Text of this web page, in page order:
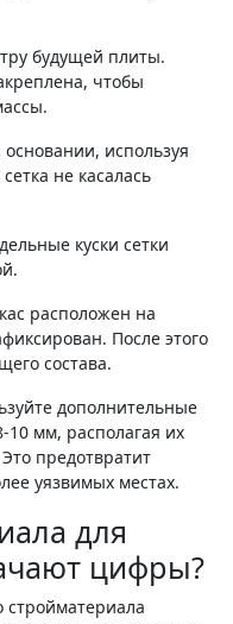
будущей плиты.
чтобы
используя
не касалась
куски сетки
расположен на
После этого
состава.
дополнительные
мм, располагая их
предотвратит
уязвимых местах.
для
цифры?